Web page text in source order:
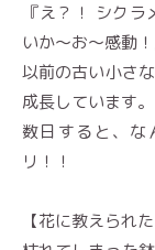
『え？！ シク
いか〜お〜感動！
以前の古い小さ
成長しています。
数日すると、な
リ！！
【花に教えられた